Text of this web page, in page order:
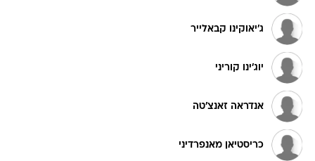
ג'יאוקינו קבאלייר
יוג'ינו קוריני
אנדראה זאנצ'טה
כריסטיאן מאנפרדיני